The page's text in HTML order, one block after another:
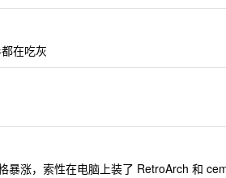
在吃灰
暴涨，索性在电脑上装了 RetroArch 和